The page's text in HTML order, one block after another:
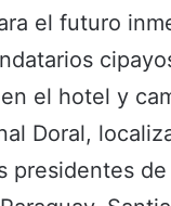
el futuro
el hotel y
Doral,
presidentes